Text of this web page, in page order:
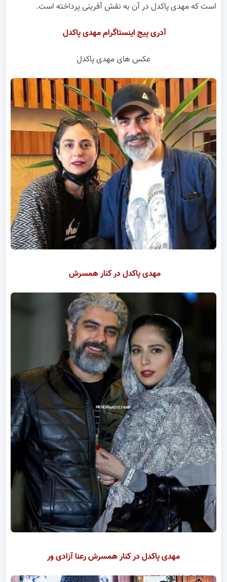
است که مهدی پاکدل در آن به نقش آفرینی پرداخته است.
آدری پیج اینستاگرام مهدی پاکدل
عکس های مهدی پاکدل
مهدی پاکدل در کنار همسرش
مهدی پاکدل در کنار همسرش رعنا آزادی ور